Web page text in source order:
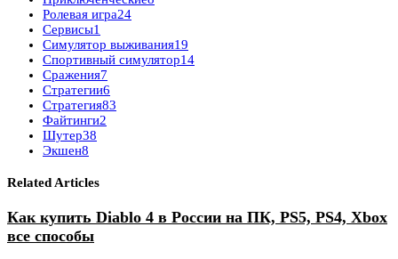
Ролевая игра24
Сервисы1
Симулятор выживания19
Спортивный симулятор14
Сражения7
Стратегии6
Стратегия83
Файтинги2
Шутер38
Экшен8
Related Articles
Как купить Diablo 4 в России на ПК, PS5, PS4, Xbox
все способы